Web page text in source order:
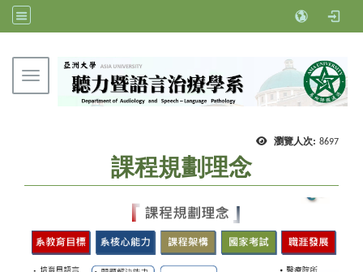
Toggle navigation
瀏覽人次: 8697
課程規劃理念